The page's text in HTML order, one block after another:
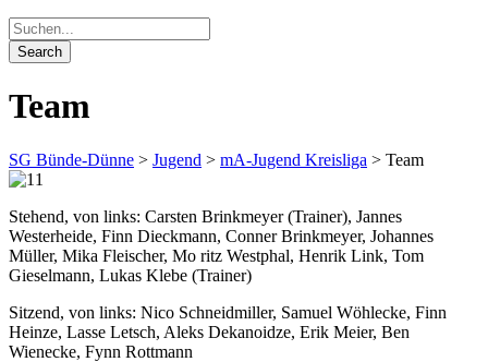
Team
SG Bünde-Dünne > Jugend > mA-Jugend Kreisliga > Team
Stehend, von links: Carsten Brinkmeyer (Trainer), Jannes
Westerheide, Finn Dieckmann, Conner Brinkmeyer, Johannes
Müller, Mika Fleischer, Mo ritz Westphal, Henrik Link, Tom
Gieselmann, Lukas Klebe (Trainer)
Sitzend, von links: Nico Schneidmiller, Samuel Wöhlecke, Finn
Heinze, Lasse Letsch, Aleks Dekanoidze, Erik Meier, Ben
Wienecke, Fynn Rottmann